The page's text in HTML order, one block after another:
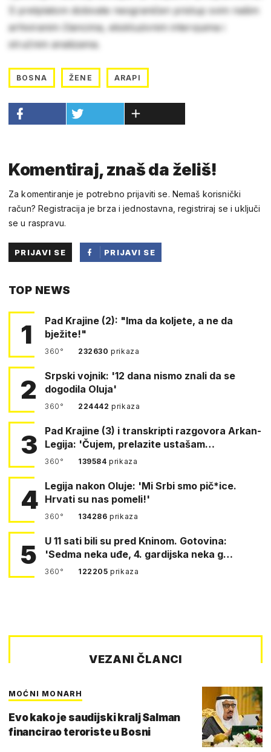
S pretplatom dobivate neograničen pristup svim našim
arhiviranim člancima, ekskluzivnim intervjuima i
stručnim analizama.
BOSNA ŽENE ARAPI
Komentiraj, znaš da želiš!
Za komentiranje je potrebno prijaviti se. Nemaš korisnički
račun? Registracija je brza i jednostavna, registriraj se i uključi
se u raspravu.
PRIJAVI SE
PRIJAVI SE
TOP NEWS
1
Pad Krajine (2): "Ima da koljete, a ne da
bježite!"
360° 232630prikaza
2
Srpski vojnik: '12 dana nismo znali da se
dogodila Oluja'
360° 224442prikaza
3
Pad Krajine (3) i transkripti razgovora Arkan-
Legija: 'Čujem, prelazite ustašam…
360° 139584prikaza
4 Legija nakon Oluje: 'Mi Srbi smo pič*ice.
Hrvati su nas pomeli!'
360° 134286prikaza
5
U 11 sati bili su pred Kninom. Gotovina:
'Sedma neka uđe, 4. gardijska neka g…
360° 122205prikaza
VEZANI ČLANCI
MOĆNI MONARH
Evo kako je saudijski kralj Salman
financirao teroriste u Bosni